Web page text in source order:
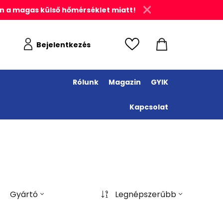
a magas külső hőmérséklet miatt!
Bejelentkezés
Rólunk Magazin GYIK
Kapcsolat
Gyártó Legnépszerűbb